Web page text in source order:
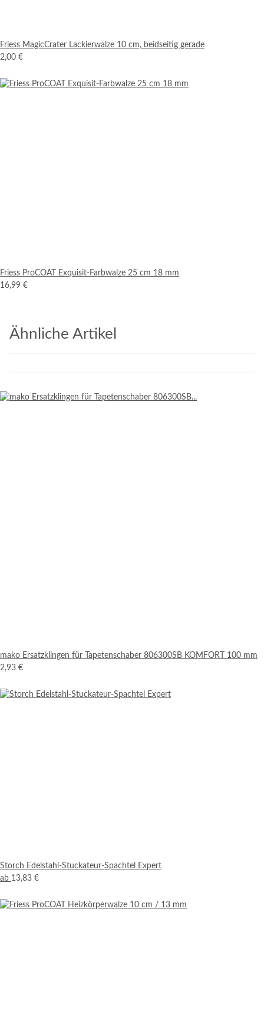
Friess MagicCrater Lackierwalze 10 cm, beidseitig gerade
2,00 €
Friess ProCOAT Exquisit-Farbwalze 25 cm 18 mm
16,99 €
Ähnliche Artikel
mako Ersatzklingen für Tapetenschaber 806300SB KOMFORT 100 mm
2,93 €
Storch Edelstahl-Stuckateur-Spachtel Expert
ab 13,83 €